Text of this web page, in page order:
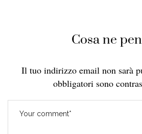
Cosa ne
Il tuo indirizzo email non sarà
obbligatori sono